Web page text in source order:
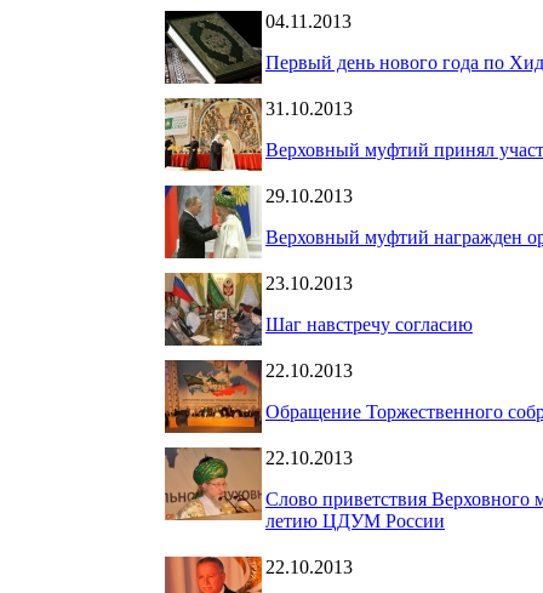
04.11.2013
Первый день нового года по
31.10.2013
Верховный муфтий принял
29.10.2013
Верховный муфтий награжден
23.10.2013
Шаг навстречу согласию
22.10.2013
Обращение Торжественного
22.10.2013
Слово приветствия Верховного
летию ЦДУМ России
22.10.2013